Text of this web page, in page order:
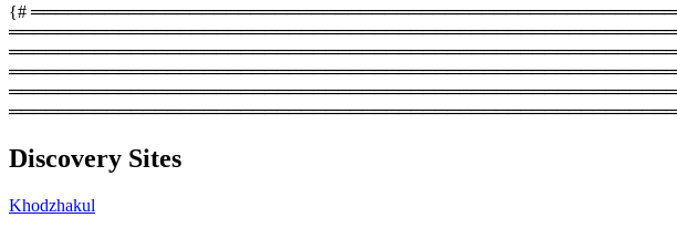
{#
Discovery Sites
Khodzhakul